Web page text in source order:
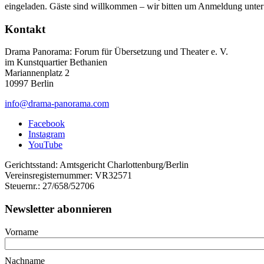
eingeladen. Gäste sind willkommen – wir bitten um Anmeldung
Kontakt
Drama Panorama: Forum für Übersetzung und Theater e. V.
im Kunstquartier Bethanien
Mariannenplatz 2
10997 Berlin
info@drama-panorama.com
Facebook
Instagram
YouTube
Gerichtsstand: Amtsgericht Charlottenburg/Berlin
Vereinsregisternummer: VR32571
Steuernr.: 27/658/52706
Newsletter abonnieren
Vorname
Nachname